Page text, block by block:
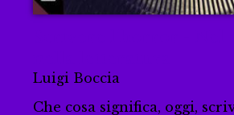
Luigi Boccia
Che cosa significa, oggi,